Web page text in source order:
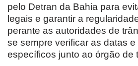
pelo Detran da Bahia para
legais e garantir a
perante as autoridades de
se sempre verificar as datas
específicos junto ao órgão de